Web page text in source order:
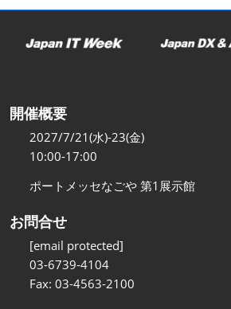
む
開催概要
2027/7/21(水)-23(金)
10:00-17:00
ポートメッセなごや 第1展示館
お問合せ
[email protected]
03-6739-4104
Fax: 03-4563-2100